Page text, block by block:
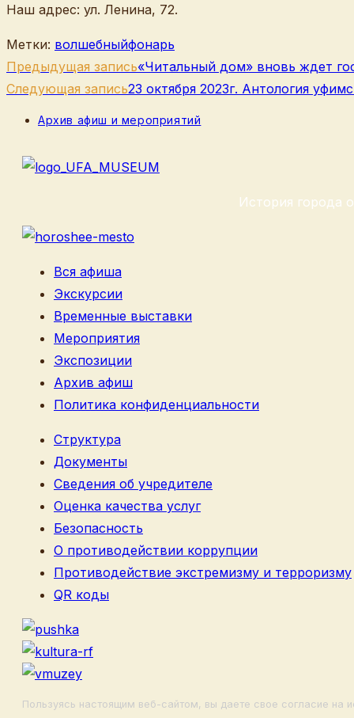
Наш адрес: ул. Ленина, 72.
Метки: волшебныйфонарь
Еще
статьи
Предыдущая запись«Читальный дом» вновь ждет
Следующая запись23 октября 2023г. Антология
Рубрика
Архив афиш и мероприятий
История города
Вся афиша
Экскурсии
Временные выставки
Мероприятия
Экспозиции
Архив афиш
Политика конфиденциальности
Структура
Документы
Сведения об учредителе
Оценка качества услуг
Безопасность
О противодействии коррупции
Противодействие экстремизму и терроризму
QR коды
Пользуясь настоящим веб-сайтом, вы даете свое согласие на